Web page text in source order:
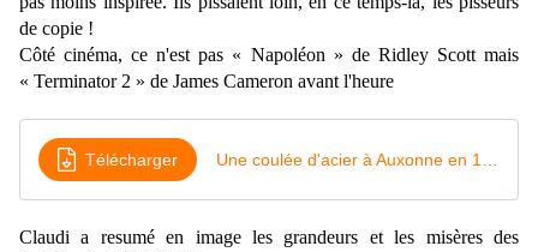
de copie !
Côté cinéma, ce n'est pas « Napoléon » de Ridley Scott mais
« Terminator 2 » de James Cameron avant l'heure
Télécharger
Claudi a resumé en image les grandeurs et les misères des